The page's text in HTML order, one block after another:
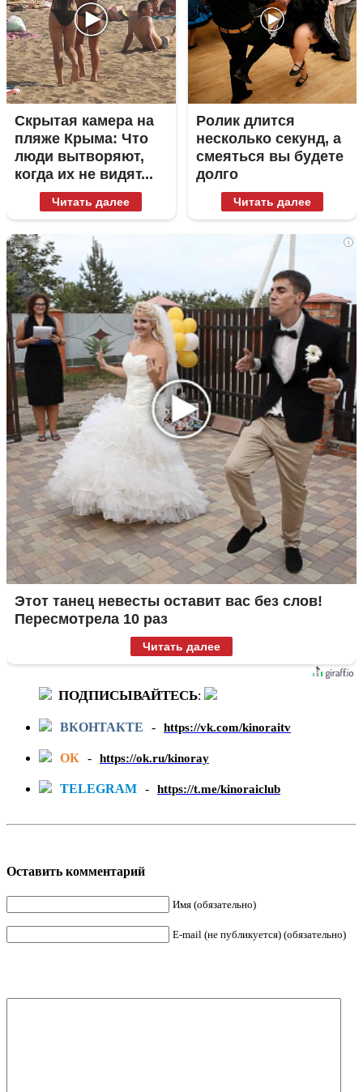
Скрытая камера на
пляже Крыма: Что
люди вытворяют,
когда их не видят...
Читать далее
Ролик длится
несколько секунд, а
смеяться вы будете
долго
Читать далее
i
Этот танец невесты оставит вас без слов!
Пересмотрела 10 раз
Читать далее
ПОДПИСЫВАЙТЕСЬ:
ВКОНТАКТЕ - https://vk.com/kinoraitv
ОК - https://ok.ru/kinoray
TELEGRAM - https://t.me/kinoraiclub
Оставить комментарий
Имя (обязательно)
E-mail (не публикуется) (обязательно)